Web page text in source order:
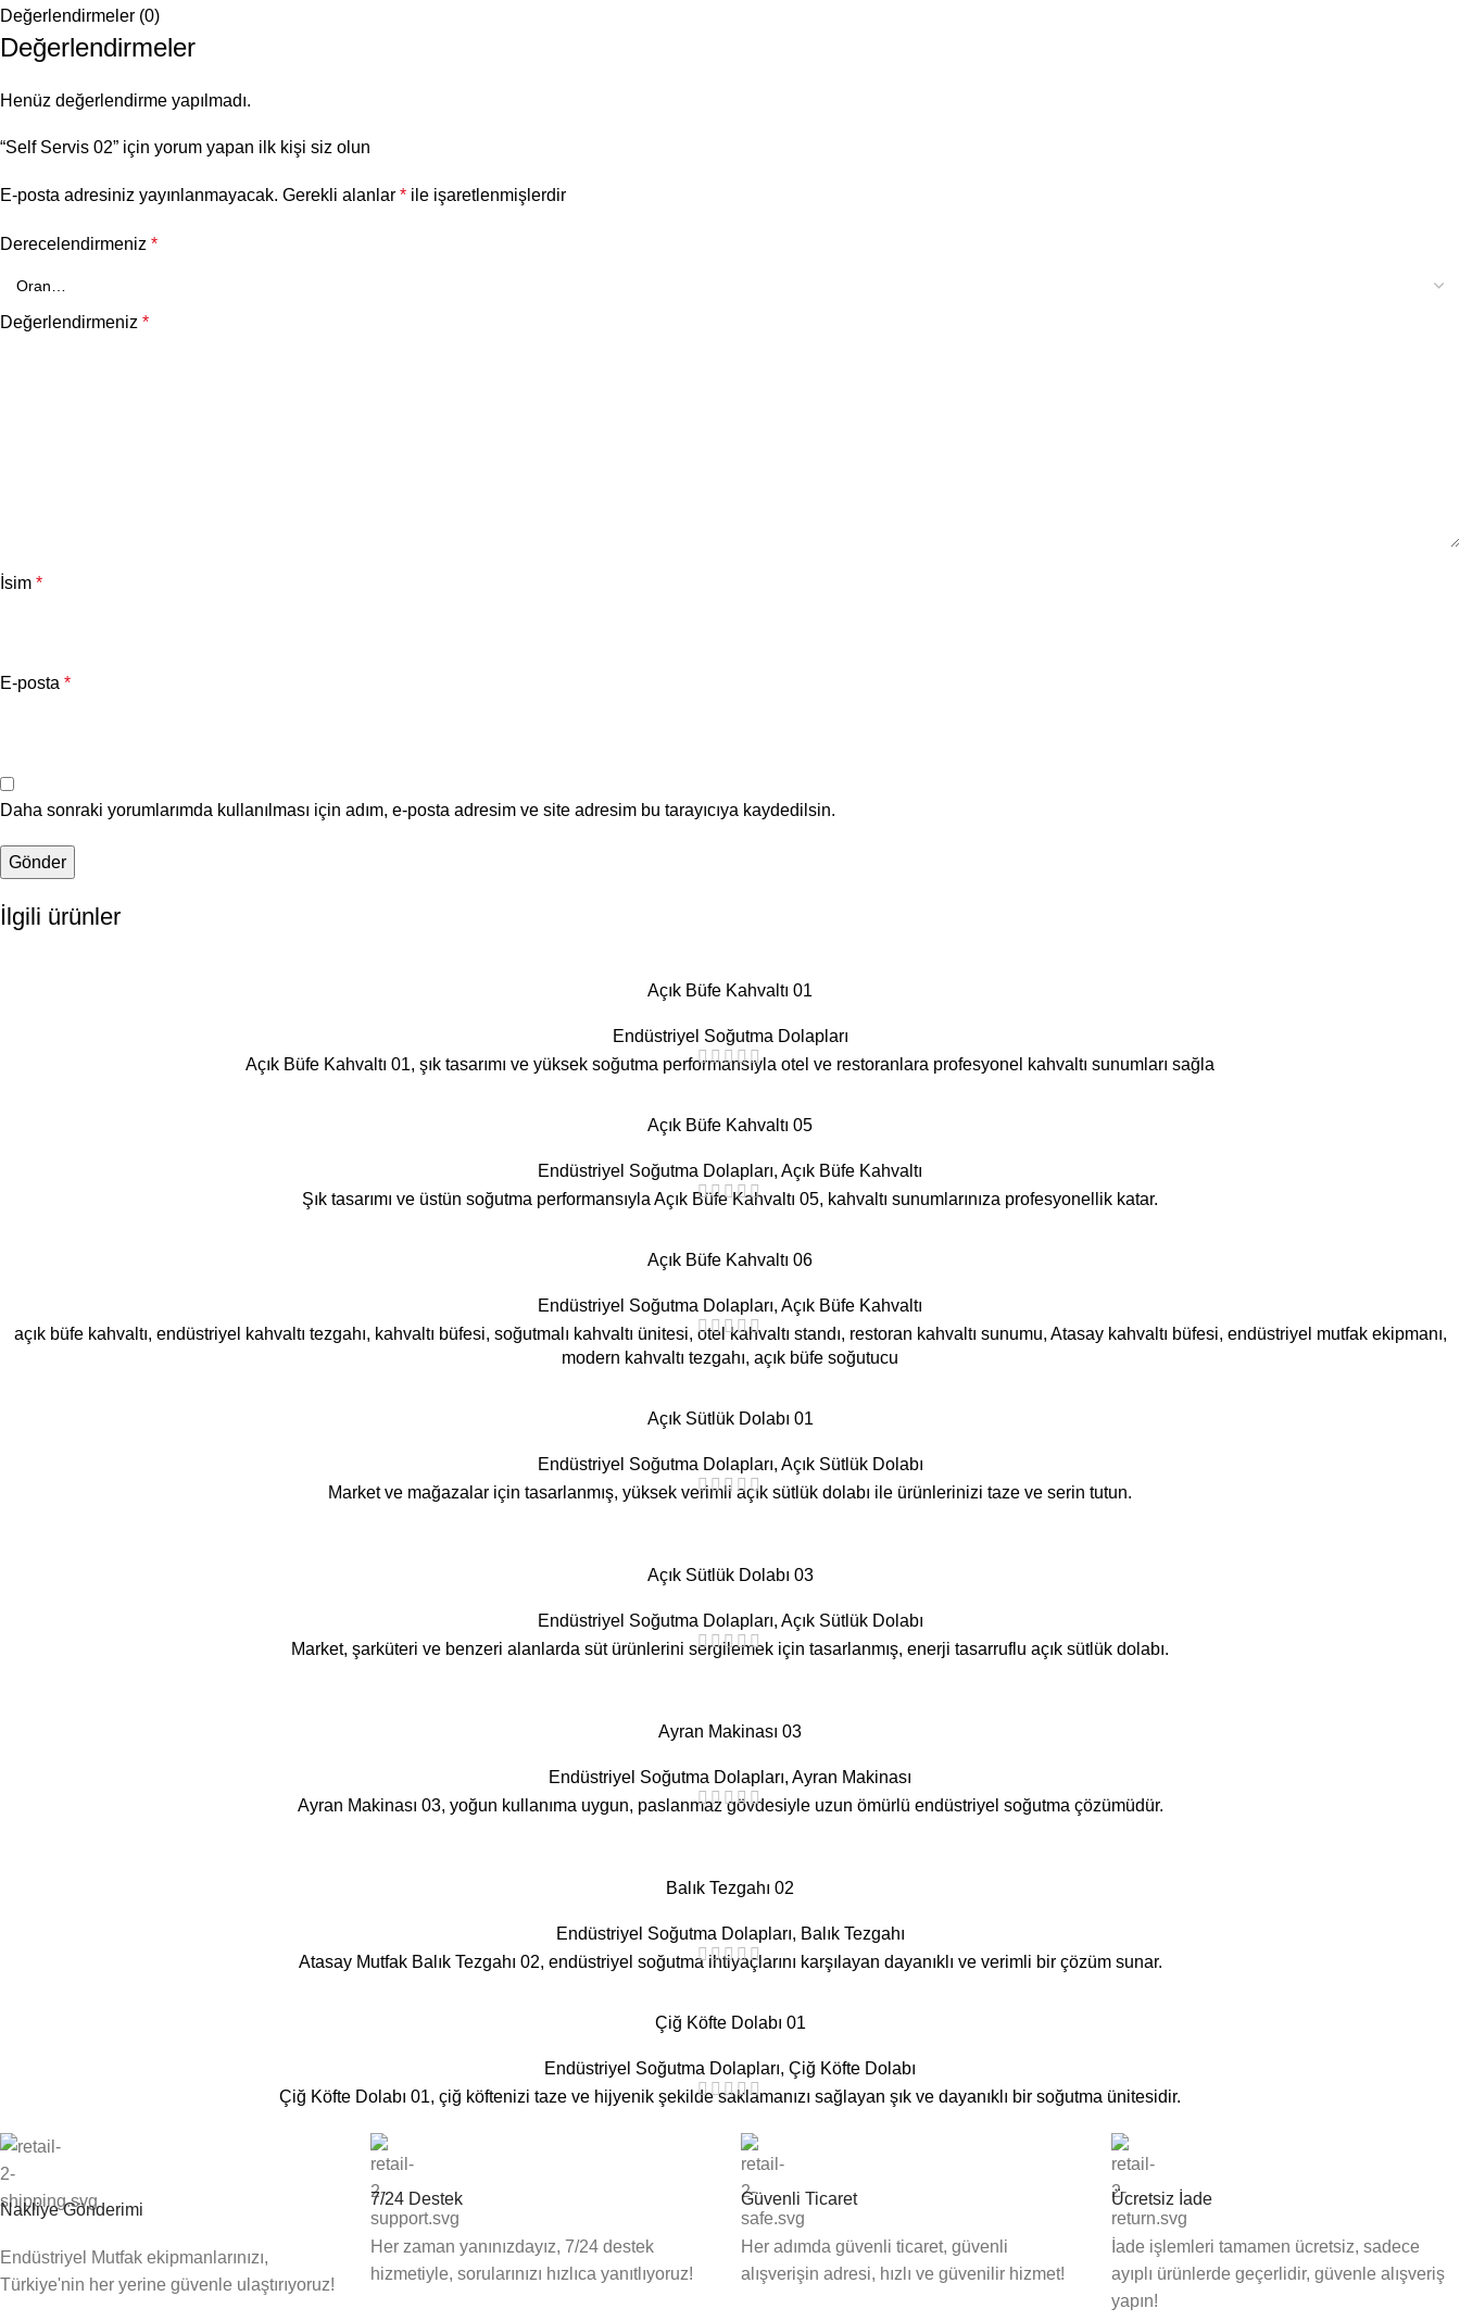
Değerlendirmeler (0)
Değerlendirmeler
Henüz değerlendirme yapılmadı.
“Self Servis 02” için yorum yapan ilk kişi siz olun
E-posta adresiniz yayınlanmayacak. Gerekli alanlar * ile işaretlenmişlerdir
Derecelendirmeniz *
Değerlendirmeniz *
İsim *
E-posta *
Daha sonraki yorumlarımda kullanılması için adım, e-posta adresim ve site adresim bu tarayıcıya kaydedilsin.
İlgili ürünler
Açık Büfe Kahvaltı 01
Endüstriyel Soğutma Dolapları
Açık Büfe Kahvaltı 01, şık tasarımı ve yüksek soğutma performansıyla otel ve restoranlara profesyonel kahvaltı sunumları sağla
Açık Büfe Kahvaltı 05
Endüstriyel Soğutma Dolapları, Açık Büfe Kahvaltı
Şık tasarımı ve üstün soğutma performansıyla Açık Büfe Kahvaltı 05, kahvaltı sunumlarınıza profesyonellik katar.
Açık Büfe Kahvaltı 06
Endüstriyel Soğutma Dolapları, Açık Büfe Kahvaltı
açık büfe kahvaltı, endüstriyel kahvaltı tezgahı, kahvaltı büfesi, soğutmalı kahvaltı ünitesi, otel kahvaltı standı, restoran kahvaltı sunumu, Atasay kahvaltı büfesi, endüstriyel mutfak ekipmanı,
modern kahvaltı tezgahı, açık büfe soğutucu
Açık Sütlük Dolabı 01
Endüstriyel Soğutma Dolapları, Açık Sütlük Dolabı
Market ve mağazalar için tasarlanmış, yüksek verimli açık sütlük dolabı ile ürünlerinizi taze ve serin tutun.
Açık Sütlük Dolabı 03
Endüstriyel Soğutma Dolapları, Açık Sütlük Dolabı
Market, şarküteri ve benzeri alanlarda süt ürünlerini sergilemek için tasarlanmış, enerji tasarruflu açık sütlük dolabı.
Ayran Makinası 03
Endüstriyel Soğutma Dolapları, Ayran Makinası
Ayran Makinası 03, yoğun kullanıma uygun, paslanmaz gövdesiyle uzun ömürlü endüstriyel soğutma çözümüdür.
Balık Tezgahı 02
Endüstriyel Soğutma Dolapları, Balık Tezgahı
Atasay Mutfak Balık Tezgahı 02, endüstriyel soğutma ihtiyaçlarını karşılayan dayanıklı ve verimli bir çözüm sunar.
Çiğ Köfte Dolabı 01
Endüstriyel Soğutma Dolapları, Çiğ Köfte Dolabı
Çiğ Köfte Dolabı 01, çiğ köftenizi taze ve hijyenik şekilde saklamanızı sağlayan şık ve dayanıklı bir soğutma ünitesidir.
Nakliye Gönderimi
Endüstriyel Mutfak ekipmanlarınızı,
Türkiye'nin her yerine güvenle ulaştırıyoruz!
7/24 Destek
Her zaman yanınızdayız, 7/24 destek
hizmetiyle, sorularınızı hızlıca yanıtlıyoruz!
Güvenli Ticaret
Her adımda güvenli ticaret, güvenli
alışverişin adresi, hızlı ve güvenilir hizmet!
Ücretsiz İade
İade işlemleri tamamen ücretsiz, sadece
ayıplı ürünlerde geçerlidir, güvenle alışveriş
yapın!